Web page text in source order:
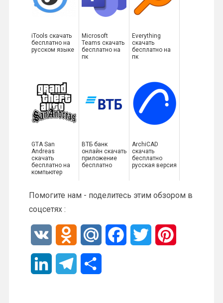
iTools скачать
бесплатно на
русском языке
Microsoft
Teams скачать
бесплатно на
пк
Everything
скачать
бесплатно на
пк
GTA San
Andreas
скачать
бесплатно на
компьютер
ВТБ банк
онлайн скачать
приложение
бесплатно
ArchiCAD
скачать
бесплатно
русская версия
Помогите нам - поделитесь этим обзором в
соцсетях :
K d
M
a